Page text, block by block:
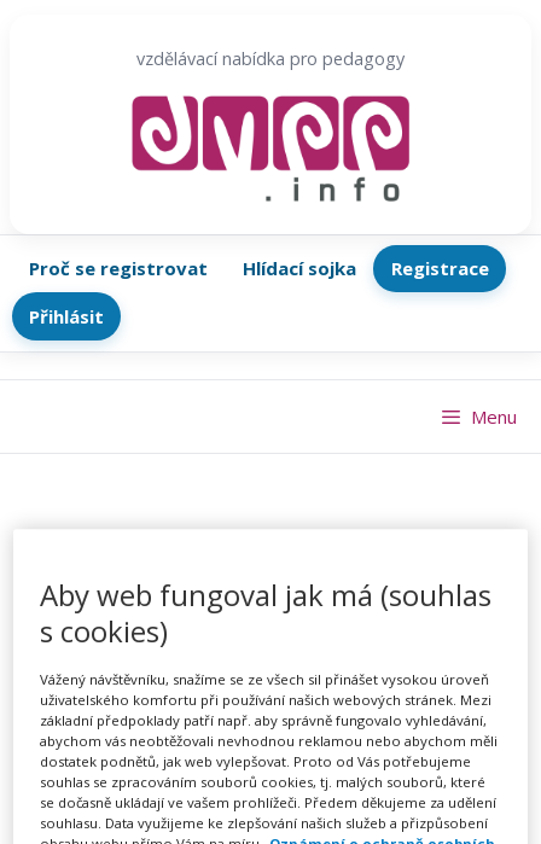
vzdělávací nabídka pro pedagogy
Proč se registrovat Hlídací sojka
Registrace
Přihlásit
tvorbě a revizi ŠVP… aneb
jak zefektivnit administrativu
a nepřijít o motivaci
sborovny (webinář)
PořádáZřetel, s.r.o.
Menu
Aby web fungoval jak má (souhlas
s cookies)
Vážený návštěvníku, snažíme se ze všech sil přinášet vysokou úroveň
uživatelského komfortu při používání našich webových stránek. Mezi
základní předpoklady patří např. aby správně fungovalo vyhledávání,
abychom vás neobtěžovali nevhodnou reklamou nebo abychom měli
dostatek podnětů, jak web vylepšovat. Proto od Vás potřebujeme
souhlas se zpracováním souborů cookies, tj. malých souborů, které
se dočasně ukládají ve vašem prohlížeči. Předem děkujeme za udělení
souhlasu. Data využijeme ke zlepšování našich služeb a přizpůsobení